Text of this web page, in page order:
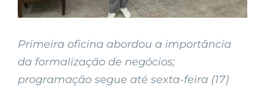
Primeira oficina abordou a importância
da formalização de negócios;
programação segue até sexta-feira (17)